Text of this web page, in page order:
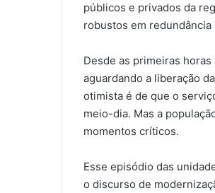
públicos e privados da
robustos em
Desde as primeiras
aguardando a liberação
otimista é de que o
meio-dia. Mas a
momentos críticos.
Esse episódio das
o discurso de